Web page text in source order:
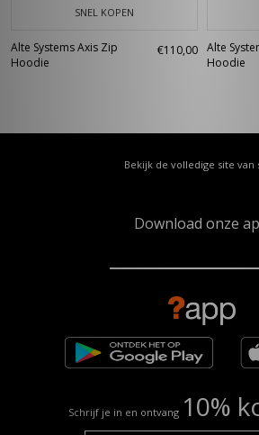
SNEL KOPEN
Alte Systems Axis Zip
Hoodie
€110,00 Alte
Hoodie
Bekijk de volledige site van
Download onze
Schrijf je in en ontvang 10%